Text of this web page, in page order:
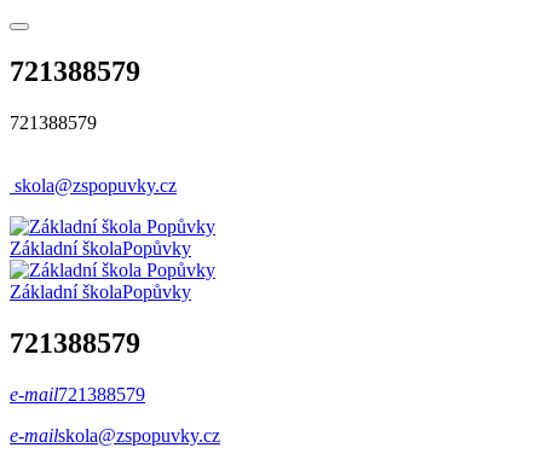
721388579
721388579
skola@zspopuvky.cz
Základní školaPopůvky
Základní školaPopůvky
721388579
e-mail721388579
e-mailskola@zspopuvky.cz